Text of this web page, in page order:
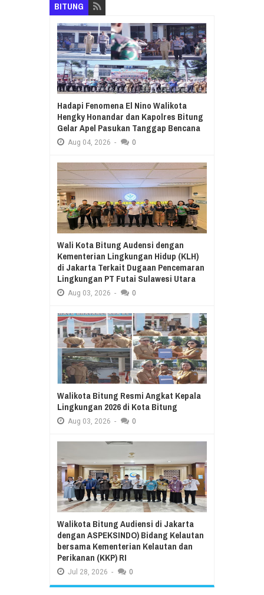
BITUNG
Hadapi Fenomena El Nino Walikota
Hengky Honandar dan Kapolres Bitung
Gelar Apel Pasukan Tanggap Bencana
Aug 04, 2026 - 0
Wali Kota Bitung Audensi dengan
Kementerian Lingkungan Hidup (KLH)
di Jakarta Terkait Dugaan Pencemaran
Lingkungan PT Futai Sulawesi Utara
Aug 03, 2026 - 0
Walikota Bitung Resmi Angkat Kepala
Lingkungan 2026 di Kota Bitung
Aug 03, 2026 - 0
Walikota Bitung Audiensi di Jakarta
dengan ASPEKSINDO) Bidang Kelautan
bersama Kementerian Kelautan dan
Perikanan (KKP) RI
Jul 28, 2026 - 0